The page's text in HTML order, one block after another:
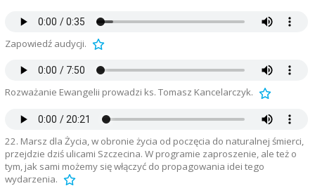
Zapowiedź audycji.
Rozważanie Ewangelii prowadzi ks. Tomasz Kancelarczyk.
22. Marsz dla Życia, w obronie życia od poczęcia do naturalnej śmierci,
przejdzie dziś ulicami Szczecina. W programie zaproszenie, ale też o
tym, jak sami możemy się włączyć do propagowania idei tego
wydarzenia.